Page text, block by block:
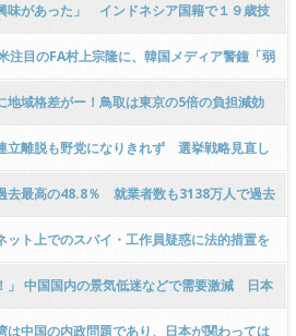
味があった」 インドネシア国籍で１９歳技
宅の２階ベランダから室内に侵入
注目のFA村上宗隆に、韓国メディア警鐘「弱
振率が不安材料」[11/9] [昆虫図鑑★]
地域格差がー！鳥取は東京の5倍の負担減効
殺到 ｗｗｗｗｗｗｗｗｗｗｗｗｗｗｗｗｗ
立離脱も野党になりきれず 選挙戦略見直し
去最高の48.8％ 就業者数も3138万人で過去
ット上でのスパイ・工作員疑惑に法的措置を
損！海外勢力と本国内の著名アカウントによ
」 中国国内の景気低迷などで需要激減 日本
は中国の内政問題であり、日本が関わっては